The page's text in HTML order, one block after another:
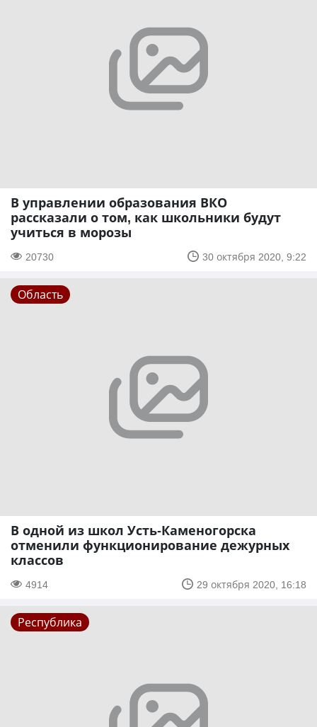
В управлении образования ВКО
рассказали о том, как школьники будут
учиться в морозы
20730 30 октября 2020, 9:22
Область
В одной из школ Усть-Каменогорска
отменили функционирование дежурных
классов
4914 29 октября 2020, 16:18
Республика